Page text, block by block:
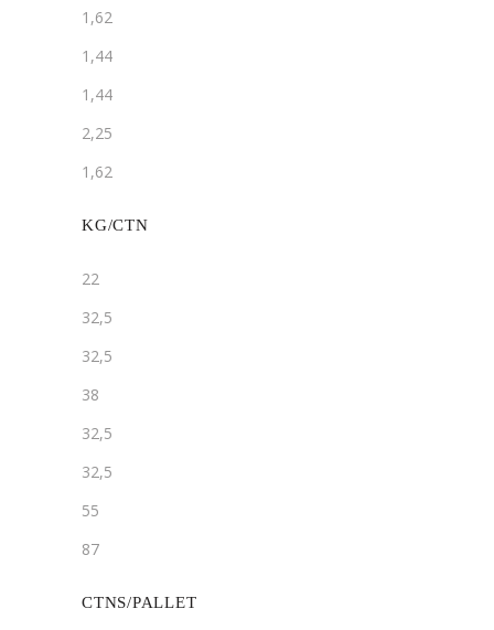
1,62
1,44
1,44
2,25
1,62
KG/CTN
22
32,5
32,5
38
32,5
32,5
55
87
CTNS/PALLET